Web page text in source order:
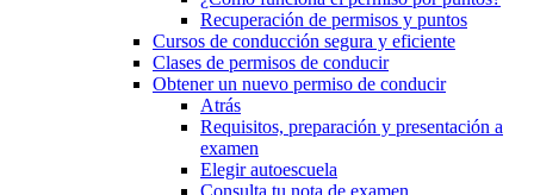
Recuperación de permisos y puntos
Cursos de conducción segura y eficiente
Clases de permisos de conducir
Obtener un nuevo permiso de conducir
Atrás
Requisitos, preparación y presentación a
examen
Elegir autoescuela